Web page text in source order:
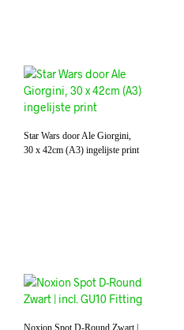
Star Wars door Ale Giorgini,
30 x 42cm (A3) ingelijste print